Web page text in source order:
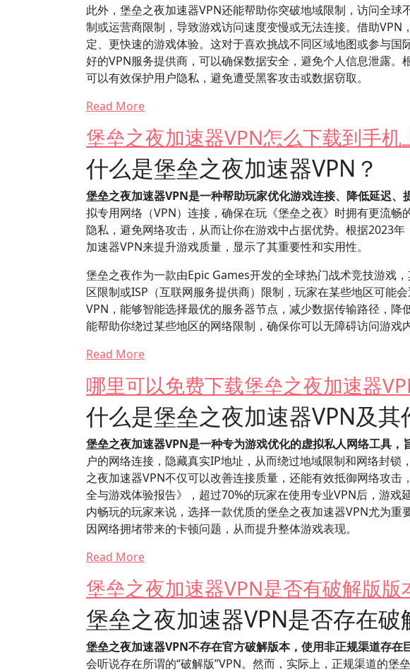
此外，堡垒之夜加速器VPN还能帮助你突破地域限制，访问全
制或运营商限制，导致游戏访问速度变慢或无法连接。借助
定、更快速的游戏体验。这对于喜欢挑战不同区域地图或参与
好的VPN服务提供商，可以确保数据安全，避免个人信息泄露
可以有效保护用户隐私，避免遭受黑客攻击或数据窃取。
Read More
堡垒之夜加速器VPN怎么下载到手机
什么是堡垒之夜加速器VPN？
堡垒之夜加速器VPN是一种帮助玩家优化游戏连接、降低延迟、
拟专用网络（VPN）连接，确保在玩《堡垒之夜》时拥有更流
隐私，避免网络攻击，从而让你在游戏中占据优势。根据2023
加速器VPN来提升游戏质量，显示了其重要性和实用性。
堡垒之夜作为一款由Epic Games开发的全球热门战术竞技游戏
区限制或ISP（互联网服务提供商）限制，玩家在某些地区可能
VPN，能够智能选择最优的服务器节点，减少数据传输路径，
能帮助你绕过某些地区的网络限制，确保你可以无障碍访问游戏内
Read More
哪里可以免费下载堡垒之夜加速器
什么是堡垒之夜加速器VPN及其
堡垒之夜加速器VPN是一种专为游戏优化的虚拟私人网络工具，
户的网络连接，隐藏真实IP地址，从而绕过地域限制和网络封
之夜加速器VPN不仅可以改善连接质量，还能有效抵御网络攻
全与游戏体验报告》，超过70%的玩家在使用专业VPN后，游
内畅玩的玩家来说，选择一款优质的堡垒之夜加速器VPN尤为
因网络拥堵带来的卡顿问题，从而提升整体游戏表现。
Read More
堡垒之夜加速器VPN是否有破解版版
堡垒之夜加速器VPN是否存在破
堡垒之夜加速器VPN不存在官方破解版本，使用非正规渠道存在
会听说存在所谓的“破解版”VPN。然而，实际上，正规渠道的堡